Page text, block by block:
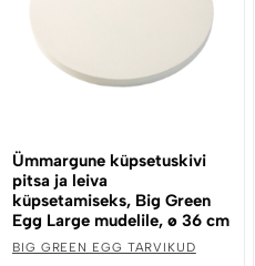
Ümmargune küpsetuskivi
pitsa ja leiva
küpsetamiseks, Big Green
Egg Large mudelile, ø 36 cm
BIG GREEN EGG TARVIKUD